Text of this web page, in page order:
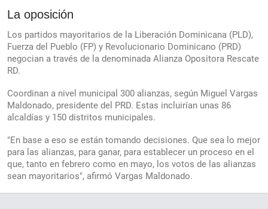
La oposición
Los partidos mayoritarios de la Liberación Dominicana (PLD),
Fuerza del Pueblo (FP) y Revolucionario Dominicano (PRD)
negocian a través de la denominada Alianza Opositora Rescate
RD.
Coordinan a nivel municipal 300 alianzas, según Miguel Vargas
Maldonado, presidente del PRD. Estas incluirían unas 86
alcaldías y 150 distritos municipales.
"En base a eso se están tomando decisiones. Que sea lo mejor
para las alianzas, para ganar, para establecer un proceso en el
que, tanto en febrero como en mayo, los votos de las alianzas
sean mayoritarios", afirmó Vargas Maldonado.